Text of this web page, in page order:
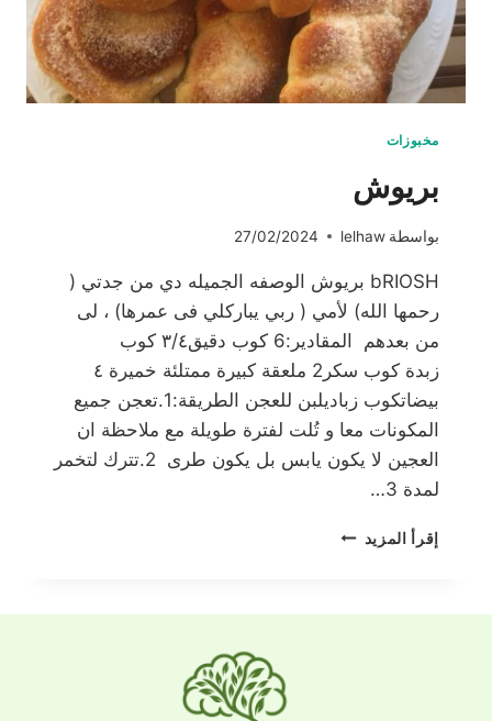
مخبوزات
بريوش
بواسطة lelhaw
27/02/2024
bRIOSH بريوش الوصفه الجميله دي من جدتي (
رحمها الله) لأمي ( ربي يباركلي فى عمرها) ، لى
من بعدهم المقادير:6 كوب دقيق٣/٤ كوب
زبدة كوب سكر2 ملعقة كبيرة ممتلئة خميرة ٤
بيضاتكوب زباديلبن للعجن الطريقة:1.تعجن جميع
المكونات معا و تُلت لفترة طويلة مع ملاحظة ان
العجين لا يكون يابس بل يكون طرى 2.تترك لتخمر
لمدة 3…
إقرأ المزيد بريوش